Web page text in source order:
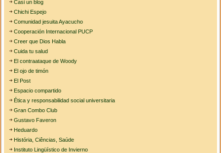
Casi un blog
Chichi Espejo
Comunidad jesuita Ayacucho
Cooperación Internacional PUCP
Creer que Dios Habla
Cuida tu salud
El contraataque de Woody
El ojo de timón
El Post
Espacio compartido
Ética y responsabilidad social universitaria
Gran Combo Club
Gustavo Faveron
Heduardo
História, Ciências, Saúde
Instituto Lingüístico de Invierno